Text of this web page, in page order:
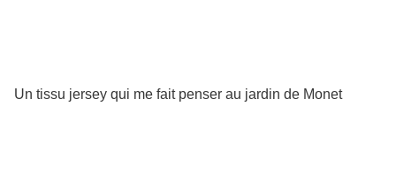
Un tissu jersey qui me fait penser au jardin de Monet